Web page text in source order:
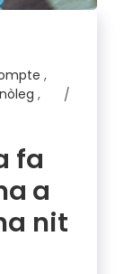
,
,
fa
a
nit